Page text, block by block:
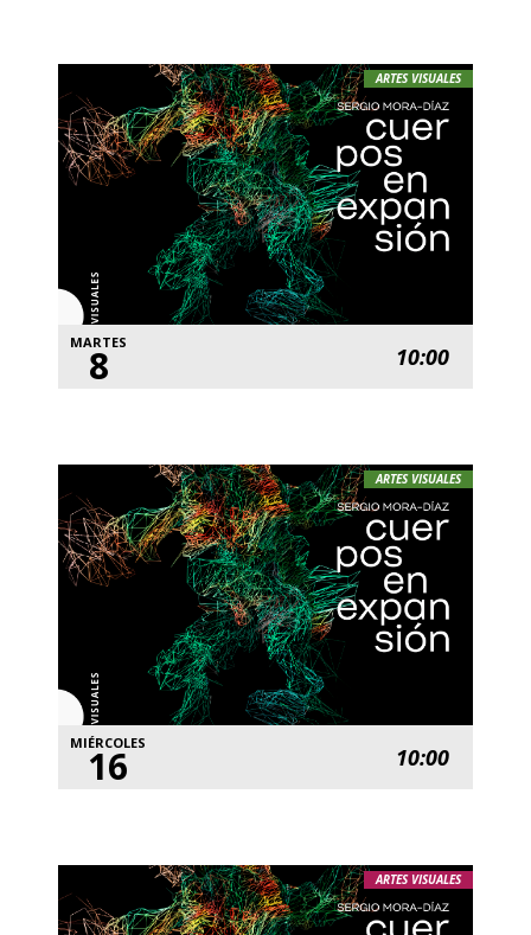
ARTES VISUALES
MARTES
8 10:00
ARTES VISUALES
MIÉRCOLES
16 10:00
ARTES VISUALES